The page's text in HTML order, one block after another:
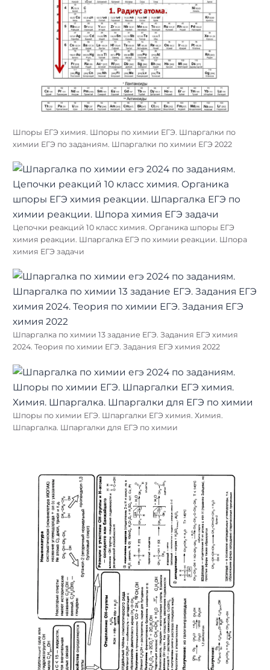
Шпоры ЕГЭ химия. Шпоры по химии ЕГЭ. Шпаргалки по
химии ЕГЭ по заданиям. Шпаргалки по химии ЕГЭ 2022
Цепочки реакций 10 класс химия. Органика шпоры ЕГЭ
химия реакции. Шпаргалка ЕГЭ по химии реакции. Шпора
химия ЕГЭ задачи
Шпаргалка по химии 13 задание ЕГЭ. Задания ЕГЭ химия
2024. Теория по химии ЕГЭ. Задания ЕГЭ химия 2022
Шпоры по химии ЕГЭ. Шпаргалки ЕГЭ химия. Химия.
Шпаргалка. Шпаргалки для ЕГЭ по химии